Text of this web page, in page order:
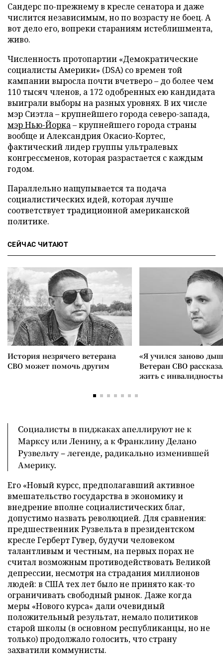
Сандерс по-прежнему в кресле сенатора и даже
числится независимым, но по возрасту не боец. А
вот дело его, вопреки стараниям истеблишмента,
живо.
Численность протопартии «Демократические
социалисты Америки» (DSA) со времен той
кампании выросла почти вчетверо – до более чем
110 тысяч членов, а 172 одобренных ею кандидата
выиграли выборы на разных уровнях. В их числе
мэр Сиэтла – крупнейшего города северо-запада,
мэр Нью-Йорка– крупнейшего города страны
вообще и Александрия Окасио-Кортес,
фактический лидер группы ультралевых
конгрессменов, которая разрастается с каждым
годом.
Параллельно нащупывается та подача
социалистических идей, которая лучше
соответствует традиционной американской
политике.
СЕЙЧАС ЧИТАЮТ
История незрячего ветерана
СВО может помочь другим
«Я учился заново
Ветеран СВО
жить с
Социалисты в пиджаках апеллируют не к
Марксу или Ленину, а к Франклину Делано
Рузвельту – легенде, радикально изменившей
Америку.
Его «Новый курсс, предполагавший активное
вмешательство государства в экономику и
внедрение вполне социалистических благ,
допустимо назвать революцией. Для сравнения:
предшественник Рузвельта в президентском
кресле Герберт Гувер, будучи человеком
талантливым и честным, на первых порах не
считал возможным противодействовать Великой
депрессии, несмотря на страдания миллионов
людей: в США тех лет было не принято как-то
ограничивать свободный рынок. Даже когда
меры «Нового курса« дали очевидный
положительный результат, немало политиков
старой школы (в основном республиканцы, но не
только) продолжало голосить, что страну
захватили коммунисты.